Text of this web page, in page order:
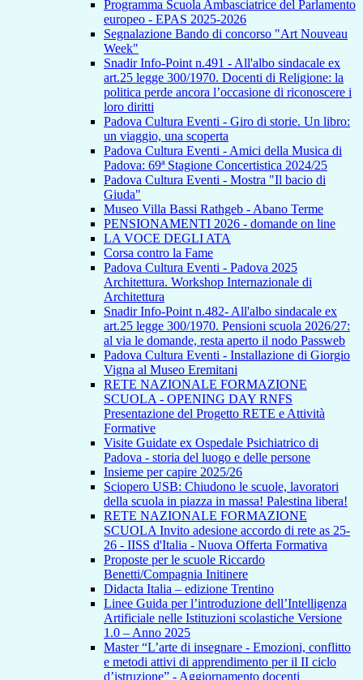
Programma Scuola Ambasciatrice del Parlamento
europeo - EPAS 2025-2026
Segnalazione Bando di concorso "Art Nouveau
Week"
Snadir Info-Point n.491 - All'albo sindacale ex
art.25 legge 300/1970. Docenti di Religione: la
politica perde ancora l’occasione di riconoscere i
loro diritti
Padova Cultura Eventi - Giro di storie. Un libro:
un viaggio, una scoperta
Padova Cultura Eventi - Amici della Musica di
Padova: 69ª Stagione Concertistica 2024/25
Padova Cultura Eventi - Mostra "Il bacio di
Giuda"
Museo Villa Bassi Rathgeb - Abano Terme
PENSIONAMENTI 2026 - domande on line
LA VOCE DEGLI ATA
Corsa contro la Fame
Padova Cultura Eventi - Padova 2025
Architettura. Workshop Internazionale di
Architettura
Snadir Info-Point n.482- All'albo sindacale ex
art.25 legge 300/1970. Pensioni scuola 2026/27:
al via le domande, resta aperto il nodo Passweb
Padova Cultura Eventi - Installazione di Giorgio
Vigna al Museo Eremitani
RETE NAZIONALE FORMAZIONE
SCUOLA - OPENING DAY RNFS
Presentazione del Progetto RETE e Attività
Formative
Visite Guidate ex Ospedale Psichiatrico di
Padova - storia del luogo e delle persone
Insieme per capire 2025/26
Sciopero USB: Chiudono le scuole, lavoratori
della scuola in piazza in massa! Palestina libera!
RETE NAZIONALE FORMAZIONE
SCUOLA Invito adesione accordo di rete as 25-
26 - IISS d'Italia - Nuova Offerta Formativa
Proposte per le scuole Riccardo
Benetti/Compagnia Initinere
Didacta Italia – edizione Trentino
Linee Guida per l’introduzione dell’Intelligenza
Artificiale nelle Istituzioni scolastiche Versione
1.0 – Anno 2025
Master “L’arte di insegnare - Emozioni, conflitto
e metodi attivi di apprendimento per il II ciclo
d’istruzione” - Aggiornamento docenti